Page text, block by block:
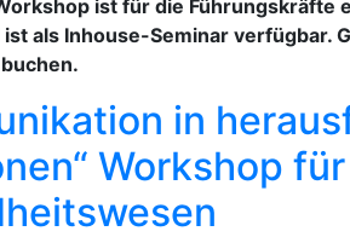
ist für die Führungskräfte
als Inhouse-Seminar verfügbar.
in
Workshop